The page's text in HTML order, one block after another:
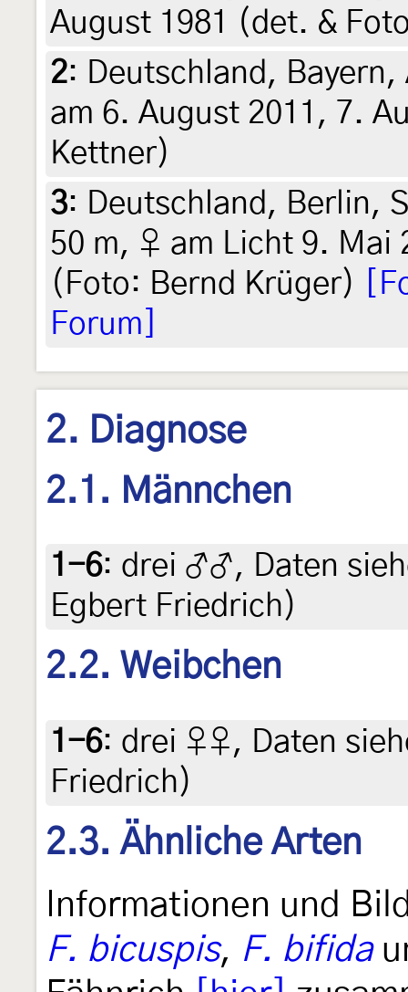
August 1981 (det. &
2: Deutschland,
am 6. August 2011, 7.
Kettner)
3: Deutschland, Berlin,
50 m, ♀ am Licht 9. Mai
(Foto: Bernd Krüger)
Forum]
2. Diagnose
2.1. Männchen
1-6: drei ♂♂, Daten
Egbert Friedrich)
2.2. Weibchen
1-6: drei ♀♀, Daten
Friedrich)
2.3. Ähnliche Arten
Informationen und
F. bicuspis, F. bifida